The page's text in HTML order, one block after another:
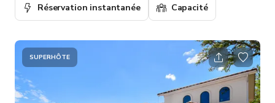
Réservation instantanée Capacité
SUPERHÔTE